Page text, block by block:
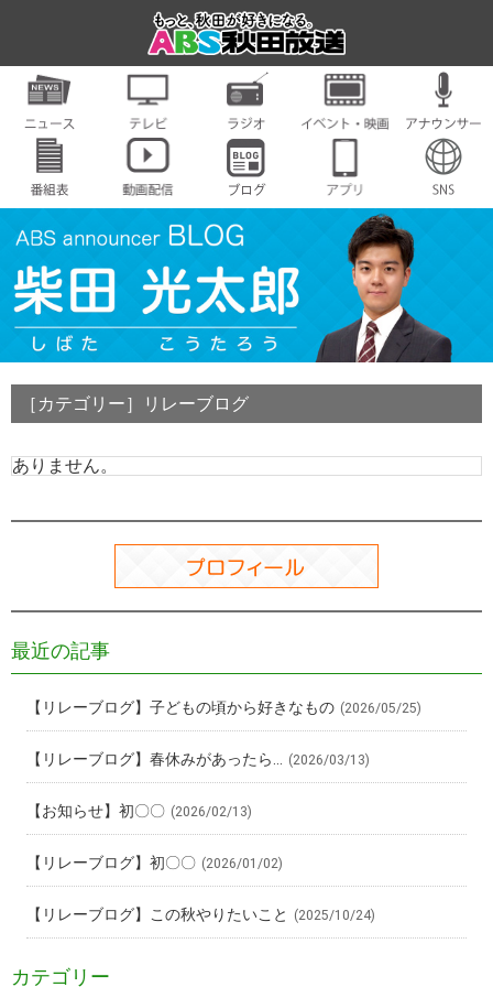
［カテゴリー］リレーブログ
ありません。
最近の記事
【リレーブログ】子どもの頃から好きなもの (2026/05/25)
【リレーブログ】春休みがあったら… (2026/03/13)
【お知らせ】初〇〇 (2026/02/13)
【リレーブログ】初〇〇 (2026/01/02)
【リレーブログ】この秋やりたいこと (2025/10/24)
カテゴリー